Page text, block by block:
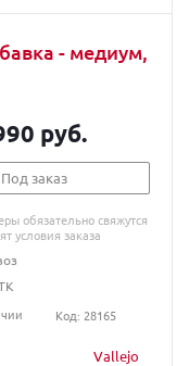
- медиум,
Vallejo
руб.
Под заказ
обязательно свяжутся
условия заказа
Код: 28165